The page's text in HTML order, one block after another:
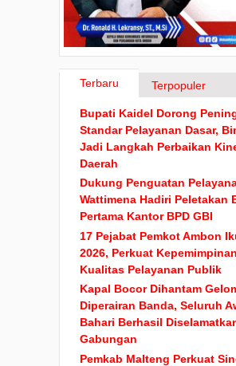
Terbaru Terpopuler
Bupati Kaidel Dorong
Standar Pelayanan Dasar,
Jadi Langkah Perbaikan
Daerah
Dukung Penguatan
Wattimena Hadiri Peletakan
Pertama Kantor BPD GBI
17 Pejabat Pemkot Ambon
2026, Perkuat
Kualitas Pelayanan Publik
Kapal Bocor Dihantam
Diperairan Banda, Seluruh
Bahari Berhasil
Gabungan
Pemkab Malteng Perkuat